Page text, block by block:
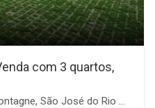
com 3 quartos,
São José do Rio Preto-SP